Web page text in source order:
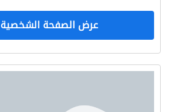
عرض الصفحة الشخصية